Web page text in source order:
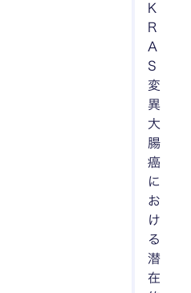
K
R
A
S
変
異
大
腸
癌
に
お
け
る
潜
在